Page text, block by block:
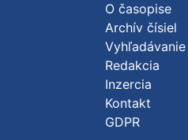
O časopise
Archív čísiel
Redakcia
Inzercia
Kontakt
GDPR